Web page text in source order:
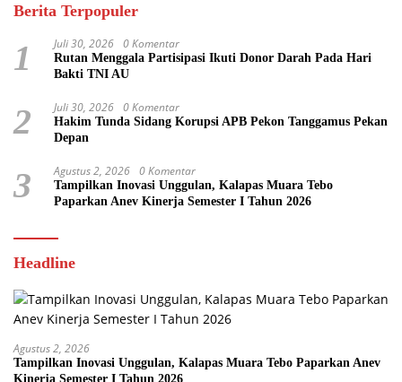
Berita Terpopuler
1 Juli 30, 2026 0 Komentar
Rutan Menggala Partisipasi Ikuti Donor Darah Pada Hari
Bakti TNI AU
2 Juli 30, 2026 0 Komentar
Hakim Tunda Sidang Korupsi APB Pekon Tanggamus Pekan
Depan
3 Agustus 2, 2026 0 Komentar
Tampilkan Inovasi Unggulan, Kalapas Muara Tebo
Paparkan Anev Kinerja Semester I Tahun 2026
Headline
Agustus 2, 2026
Tampilkan Inovasi Unggulan, Kalapas Muara Tebo Paparkan Anev
Kinerja Semester I Tahun 2026